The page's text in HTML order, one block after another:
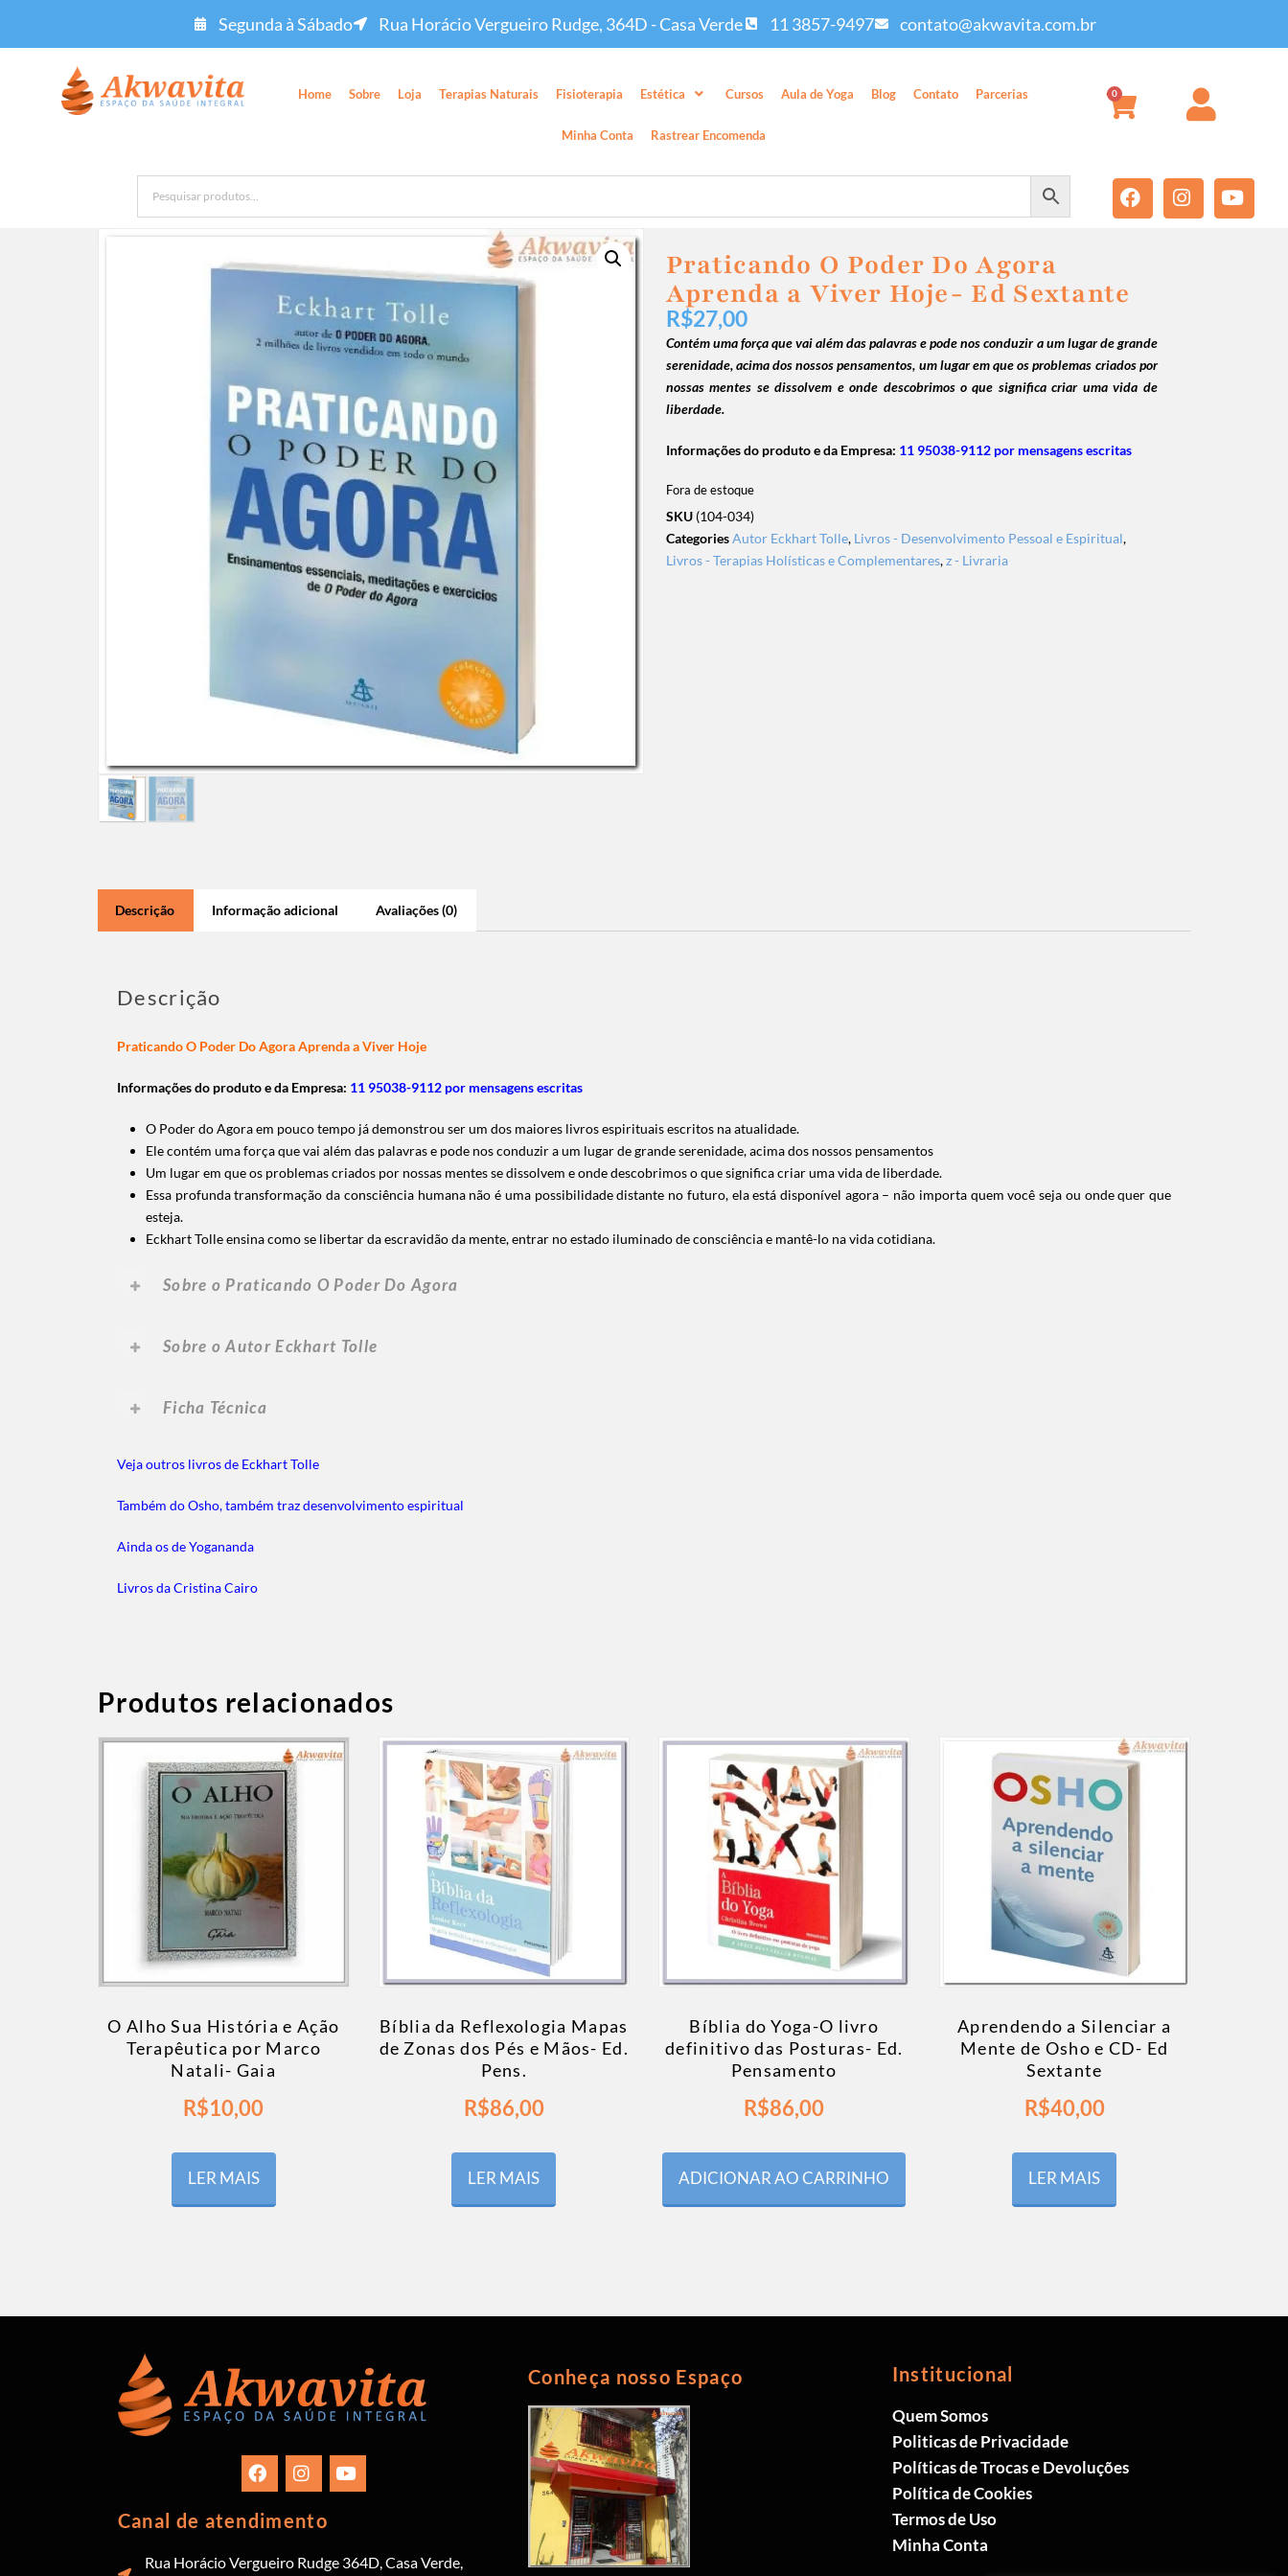
Segunda à Sábado Rua Horácio Vergueiro Rudge, 364D - Casa Verde 11 3857-9497 contato@akwavita.com.br
Home Sobre Loja Terapias Naturais Fisioterapia Estética Cursos Aula de Yoga Blog Contato Parcerias
Minha Conta Rastrear Encomenda
0
Praticando O Poder Do Agora
Aprenda a Viver Hoje- Ed Sextante
R$27,00
Contém uma força que vai além das palavras e pode nos conduzir a um lugar de grande
serenidade, acima dos nossos pensamentos, um lugar em que os problemas criados por
nossas mentes se dissolvem e onde descobrimos o que significa criar uma vida de
liberdade.
Informações do produto e da Empresa: 11 95038-9112 por mensagens escritas
Fora de estoque
SKU (104-034)
CategoriesAutor Eckhart Tolle, Livros - Desenvolvimento Pessoal e Espiritual,
Livros - Terapias Holísticas e Complementares,z - Livraria
Descrição Informação adicional Avaliações (0)
Descrição
Praticando O Poder Do Agora Aprenda a Viver Hoje
Informações do produto e da Empresa: 11 95038-9112 por mensagens escritas
O Poder do Agora em pouco tempo já demonstrou ser um dos maiores livros espirituais escritos na atualidade.
Ele contém uma força que vai além das palavras e pode nos conduzir a um lugar de grande serenidade, acima dos nossos pensamentos
Um lugar em que os problemas criados por nossas mentes se dissolvem e onde descobrimos o que significa criar uma vida de liberdade.
Essa profunda transformação da consciência humana não é uma possibilidade distante no futuro, ela está disponível agora – não importa quem você seja ou onde quer que
esteja.
Eckhart Tolle ensina como se libertar da escravidão da mente, entrar no estado iluminado de consciência e mantê-lo na vida cotidiana.
Sobre o Praticando O Poder Do Agora
Sobre o Autor Eckhart Tolle
Ficha Técnica
Veja outros livros de Eckhart Tolle
Também do Osho, também traz desenvolvimento espiritual
Ainda os de Yogananda
Livros da Cristina Cairo
Produtos relacionados
O Alho Sua História e Ação
Terapêutica por Marco
Natali- Gaia
R$10,00
LER MAIS
Bíblia da Reflexologia Mapas
de Zonas dos Pés e Mãos- Ed.
Pens.
R$86,00
LER MAIS
Bíblia do Yoga-O livro
definitivo das Posturas- Ed.
Pensamento
R$86,00
ADICIONAR AO CARRINHO
Aprendendo a Silenciar a
Mente de Osho e CD- Ed
Sextante
R$40,00
LER MAIS
Canal de atendimento
Rua Horácio Vergueiro Rudge 364D, Casa Verde,
Conheça nosso Espaço Institucional
Quem Somos
Politicas de Privacidade
Políticas de Trocas e Devoluções
Política de Cookies
Termos de Uso
Minha Conta